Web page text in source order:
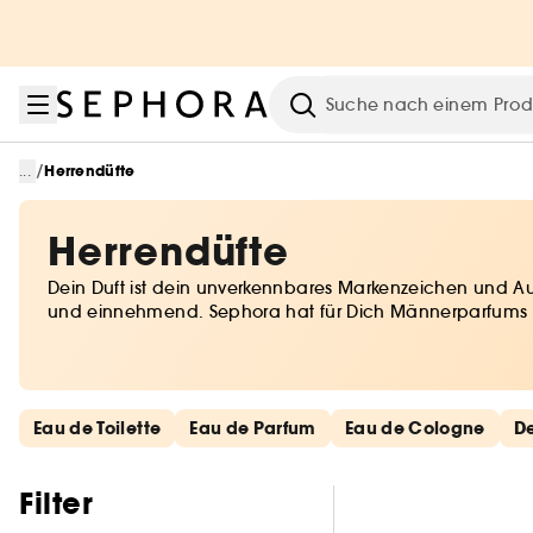
Suche
... /Herrendüfte
Herrendüfte
Dein Duft ist dein unverkennbares Markenzeichen und
und einnehmend. Sephora hat für Dich
Schnelllinks überspringen
Eau de Toilette Eau de Parfum Eau de Cologne
Filter